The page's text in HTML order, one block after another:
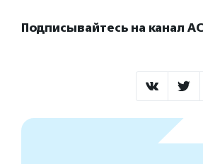
Подписывайтесь на канал